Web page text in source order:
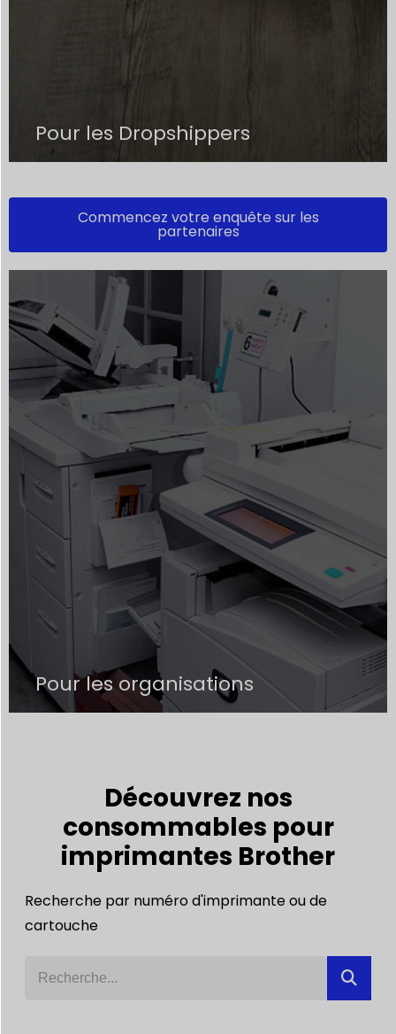
Pour les Dropshippers
Commencez votre enquête sur les
partenaires
Pour les organisations
Découvrez nos
consommables pour
imprimantes Brother
Recherche par numéro d'imprimante ou de
cartouche